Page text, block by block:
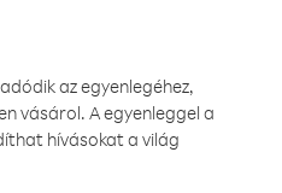
az egyenlegéhez,
vásárol. A egyenleggel a
hívásokat a világ